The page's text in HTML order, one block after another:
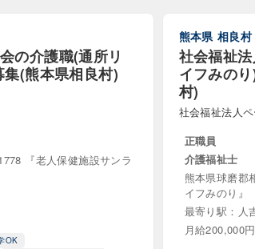
デイケア（通所リハビリテーショ
介護付き有料老人ホーム
特別養
高齢者マンション (シニア向け分
の介護職(通所リ
(熊本県相良村)
『老人保健施設サンラ
OK
熊本県 相良村
社会福祉
イフみの
村)
社会福祉法人
正職員
介護福祉士
熊本県球磨郡
イフみのり』
最寄り駅：人
月給200,000